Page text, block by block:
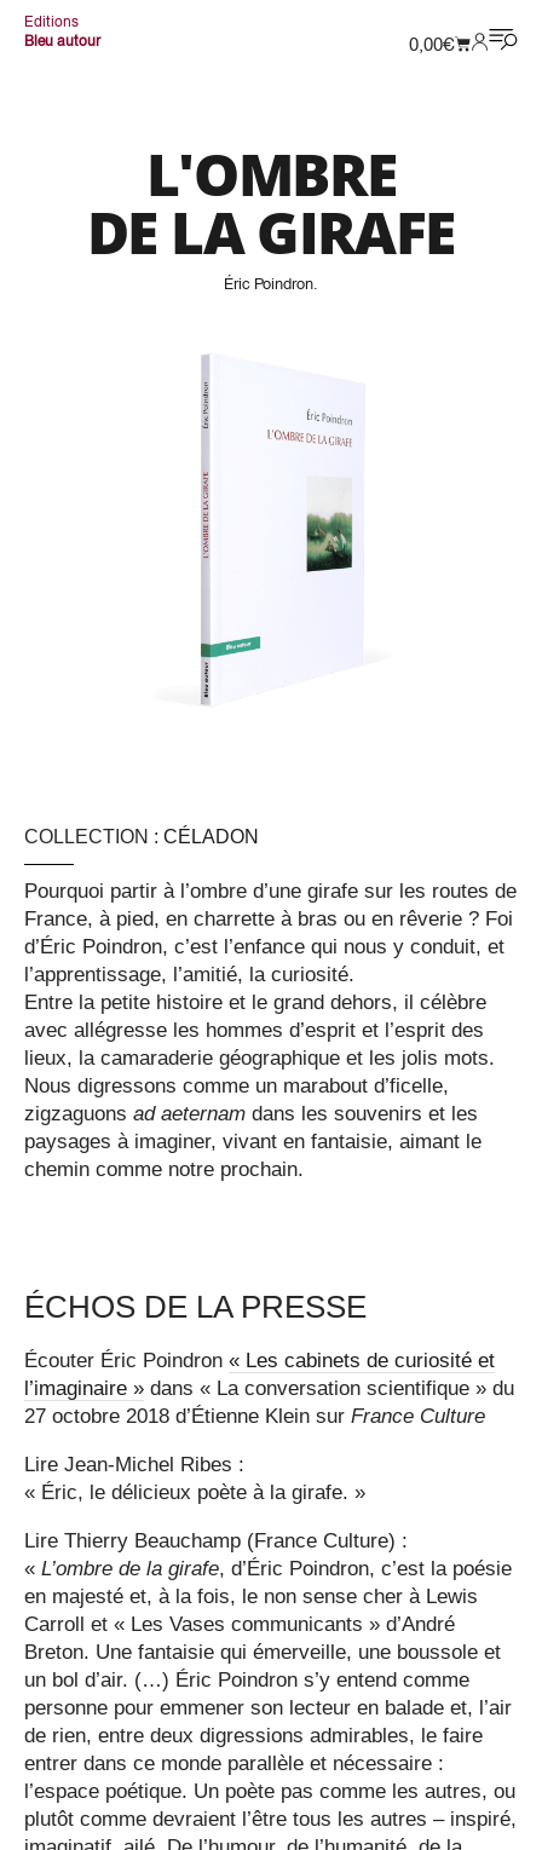
Editions
Bleu autour
0,00€
L'OMBRE
DE LA GIRAFE
Éric Poindron.
COLLECTION : CÉLADON
Pourquoi partir à l’ombre d’une girafe sur les routes de
France, à pied, en charrette à bras ou en rêverie ? Foi
d’Éric Poindron, c’est l’enfance qui nous y conduit, et
l’apprentissage, l’amitié, la curiosité.
Entre la petite histoire et le grand dehors, il célèbre
avec allégresse les hommes d’esprit et l’esprit des
lieux, la camaraderie géographique et les jolis mots.
Nous digressons comme un marabout d’ficelle,
zigzaguons ad aeternam dans les souvenirs et les
paysages à imaginer, vivant en fantaisie, aimant le
chemin comme notre prochain.
ÉCHOS DE LA PRESSE
Écouter Éric Poindron « Les cabinets de curiosité et
l’imaginaire » dans « La conversation scientifique » du
27 octobre 2018 d’Étienne Klein sur France Culture
Lire Jean-Michel Ribes :
« Éric, le délicieux poète à la girafe. »
Lire Thierry Beauchamp (France Culture) :
« L’ombre de la girafe, d’Éric Poindron, c’est la poésie
en majesté et, à la fois, le non sense cher à Lewis
Carroll et « Les Vases communicants » d’André
Breton. Une fantaisie qui émerveille, une boussole et
un bol d’air. (…) Éric Poindron s’y entend comme
personne pour emmener son lecteur en balade et, l’air
de rien, entre deux digressions admirables, le faire
entrer dans ce monde parallèle et nécessaire :
l’espace poétique. Un poète pas comme les autres, ou
plutôt comme devraient l’être tous les autres – inspiré,